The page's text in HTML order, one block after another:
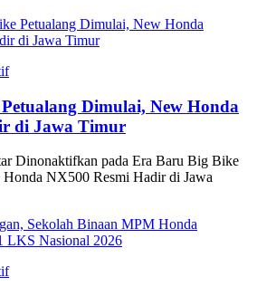
Dimulai, New Honda
di Jawa Timur
Dinonaktifkan pada Era Baru Big Bike
NX500 Resmi Hadir di Jawa